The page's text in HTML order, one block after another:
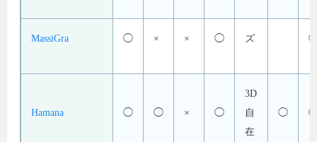
MassiGra ◯ × × ◯ ズ
Hamana ◯ ◯ × ◯
3D
自
在
◯